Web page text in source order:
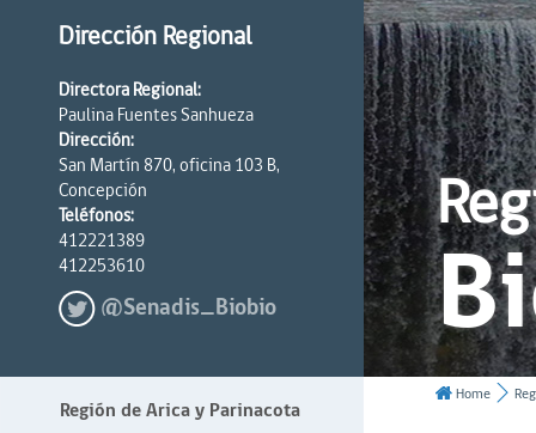
Dirección Regional
Directora Regional:
Paulina Fuentes Sanhueza
Dirección:
San Martín 870, oficina 103 B,
Concepción
Teléfonos:
412221389
412253610
@Senadis_Biobio
Región de Arica y Parinacota
Home